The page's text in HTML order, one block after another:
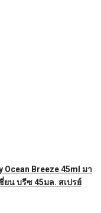
Breeze 45ml มา
ยน บรีซ 45มล. สเปรย์